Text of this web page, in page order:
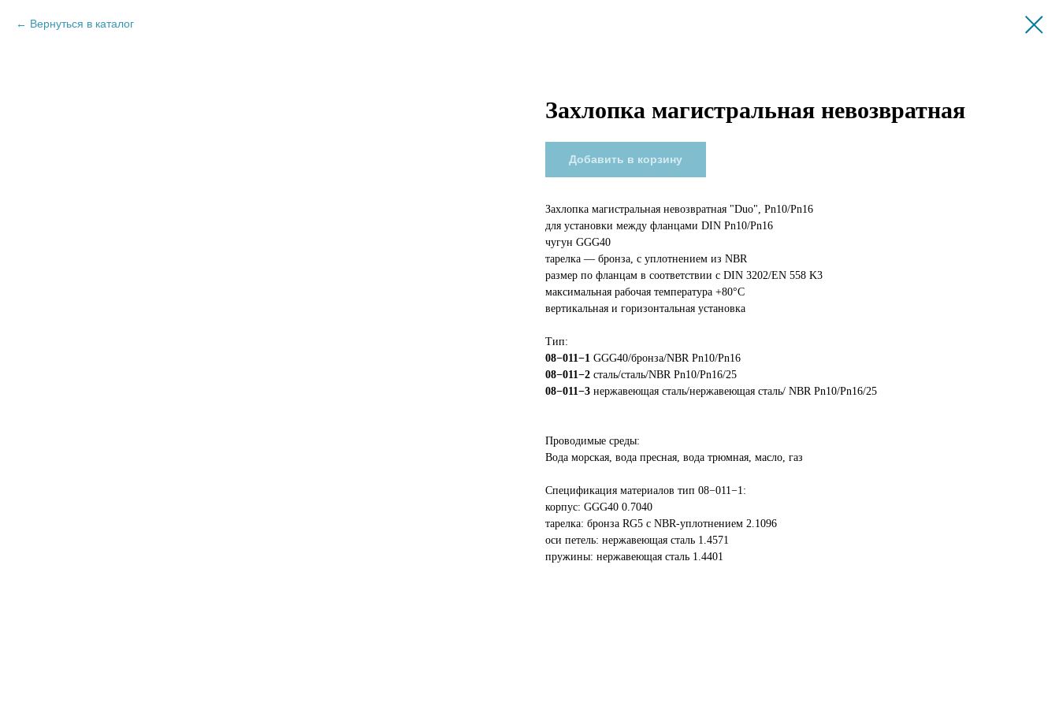
Вернуться в каталог
Захлопка магистральная невозвратная
Добавить в корзину
Захлопка магистральная невозвратная "Duo", Pn10/Pn16
для установки между фланцами DIN Pn10/Pn16
чугун GGG40
тарелка — бронза, с уплотнением из NBR
размер по фланцам в соответствии с DIN 3202/EN 558 K3
максимальная рабочая температура +80°С
вертикальная и горизонтальная установка
Тип:
08−011−1 GGG40/бронза/NBR Pn10/Pn16
08−011−2 сталь/сталь/NBR Pn10/Pn16/25
08−011−3 нержавеющая сталь/нержавеющая сталь/ NBR Pn10/Pn16/25
Проводимые среды:
Вода морская, вода пресная, вода трюмная, масло, газ
Спецификация материалов тип 08−011−1:
корпус: GGG40 0.7040
тарелка: бронза RG5 с NBR-уплотнением 2.1096
оси петель: нержавеющая сталь 1.4571
пружины: нержавеющая сталь 1.4401